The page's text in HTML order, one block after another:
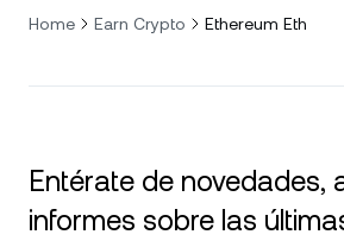
Home Earn Crypto Ethereum Eth
Entérate de novedades,
informes sobre las